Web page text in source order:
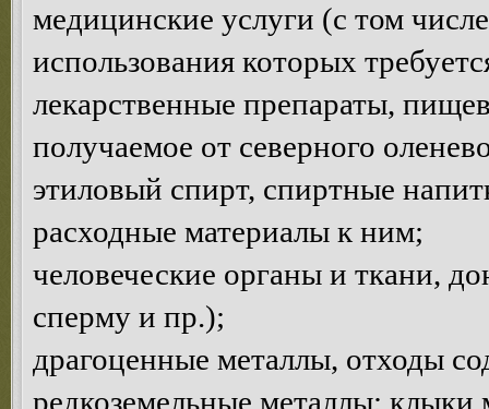
медицинские услуги (с том
использования которых
лекарственные препараты,
получаемое от северного
этиловый спирт, спиртные
расходные материалы к ним;
человеческие органы и ткани,
сперму и пр.);
драгоценные металлы, отходы
редкоземельные металлы;